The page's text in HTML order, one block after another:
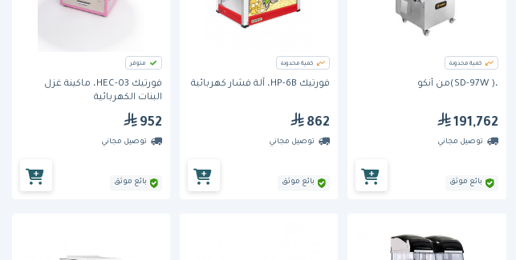
كمية محدودة
،( SD-97W)من أنكو
191,762
توصيل مجاني
بائع موثق
كمية محدودة
فورتيك HP-6B، آلة فشار كهربائية
862
توصيل مجاني
بائع موثق
متوفر
فورتيك HEC-03، ماكينة غزل
البنات الكهربائية
952
توصيل مجاني
بائع موثق